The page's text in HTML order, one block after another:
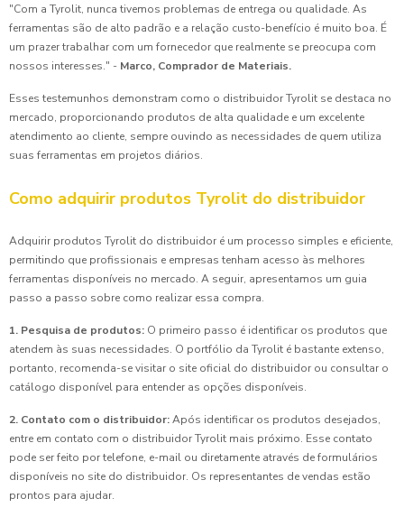
"Com a Tyrolit, nunca tivemos problemas de entrega ou qualidade. As
ferramentas são de alto padrão e a relação custo-benefício é muito boa. É
um prazer trabalhar com um fornecedor que realmente se preocupa com
nossos interesses." - Marco, Comprador de Materiais.
Esses testemunhos demonstram como o distribuidor Tyrolit se destaca no
mercado, proporcionando produtos de alta qualidade e um excelente
atendimento ao cliente, sempre ouvindo as necessidades de quem utiliza
suas ferramentas em projetos diários.
Como adquirir produtos Tyrolit do distribuidor
Adquirir produtos Tyrolit do distribuidor é um processo simples e eficiente,
permitindo que profissionais e empresas tenham acesso às melhores
ferramentas disponíveis no mercado. A seguir, apresentamos um guia
passo a passo sobre como realizar essa compra.
1. Pesquisa de produtos: O primeiro passo é identificar os produtos que
atendem às suas necessidades. O portfólio da Tyrolit é bastante extenso,
portanto, recomenda-se visitar o site oficial do distribuidor ou consultar o
catálogo disponível para entender as opções disponíveis.
2. Contato com o distribuidor:Após identificar os produtos desejados,
entre em contato com o distribuidor Tyrolit mais próximo. Esse contato
pode ser feito por telefone, e-mail ou diretamente através de formulários
disponíveis no site do distribuidor. Os representantes de vendas estão
prontos para ajudar.